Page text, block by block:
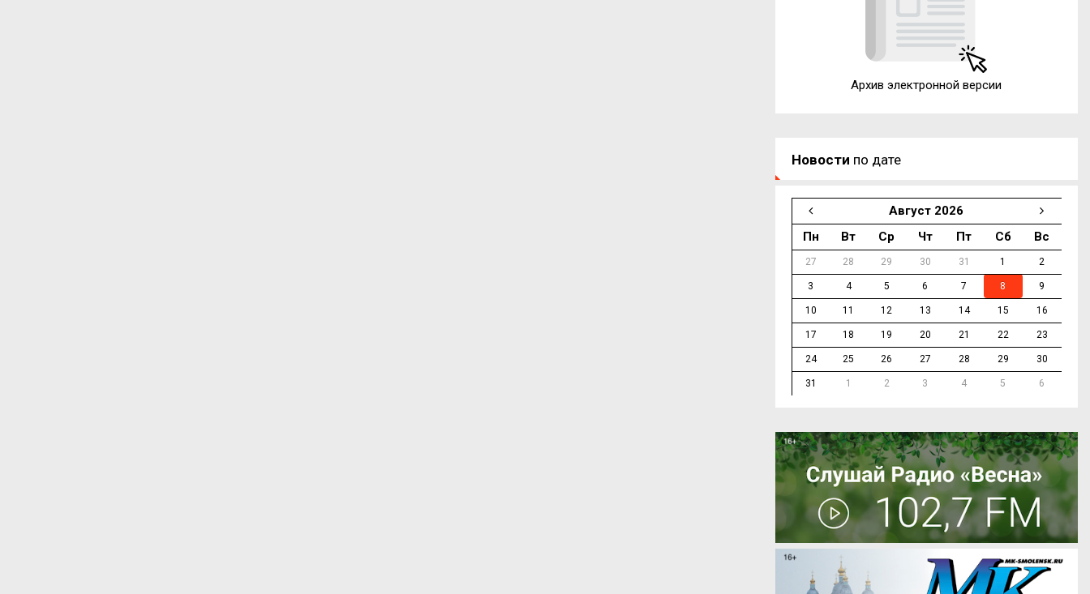
Архив электронной версии
Новости по дате
Август 2026
Пн
Вт Ср Чт Пт Сб Вс
27 28 29 30 31 1 2
3 4 5 6 7 8 9
10 11 12 13 14 15 16
17 18 19 20 21 22 23
24 25 26 27 28 29 30
31 1 2 3 4 5 6